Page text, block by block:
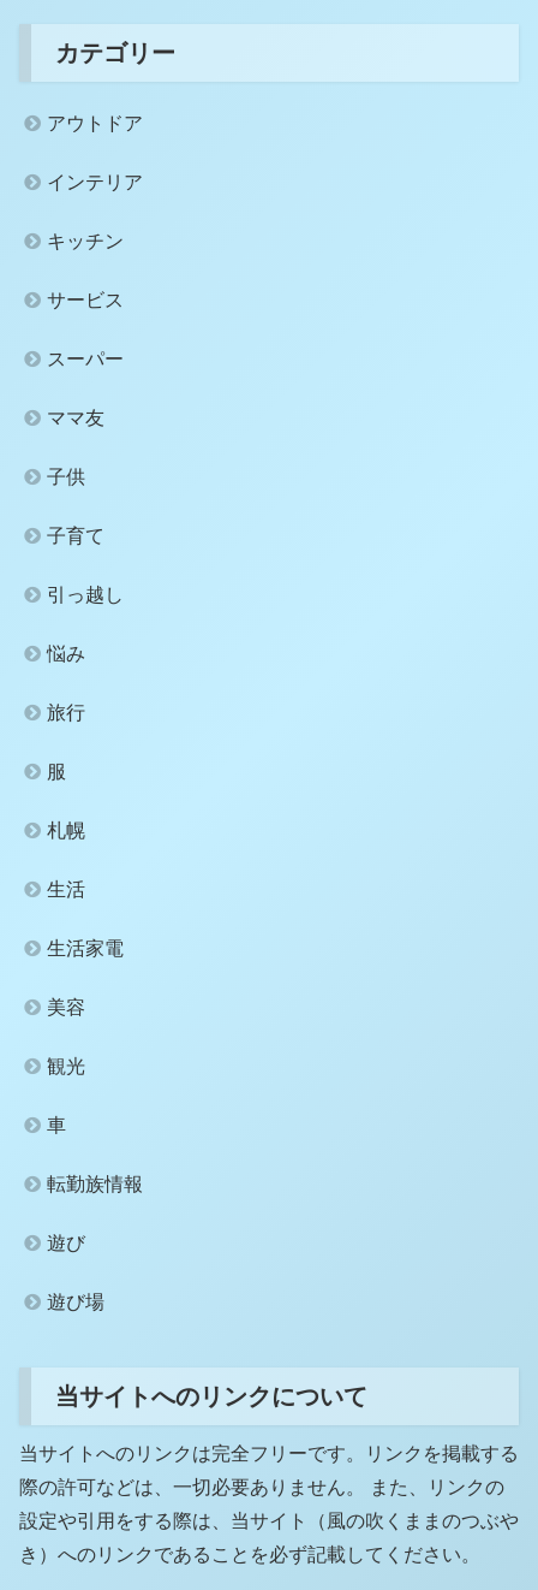
カテゴリー
アウトドア
インテリア
キッチン
サービス
スーパー
ママ友
子供
子育て
引っ越し
悩み
旅行
服
札幌
生活
生活家電
美容
観光
車
転勤族情報
遊び
遊び場
当サイトへのリンクについて
当サイトへのリンクは完全フリーです。リンクを掲載する
際の許可などは、一切必要ありません。 また、リンクの
設定や引用をする際は、当サイト（風の吹くままのつぶや
き）へのリンクであることを必ず記載してください。